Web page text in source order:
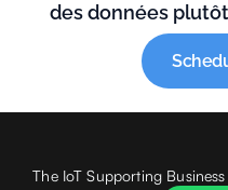
des données
The IoT Supporting